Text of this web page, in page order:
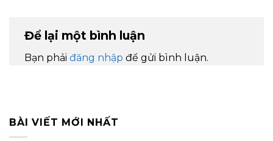
Để lại một bình luận
Bạn phải đăng nhập để gửi bình luận.
BÀI VIẾT MỚI NHẤT